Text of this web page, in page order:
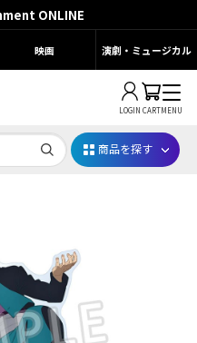
ONLINE
映画 演劇・ミュージカル
LOGIN CARTMENU
2026
商品を探す